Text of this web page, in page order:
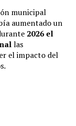
municipal
aumentado un
2026 el
las
el impacto del